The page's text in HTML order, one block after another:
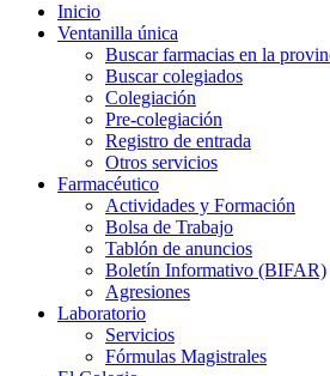
Inicio
Ventanilla única
Buscar farmacias en la
Buscar colegiados
Colegiación
Pre-colegiación
Registro de entrada
Otros servicios
Farmacéutico
Actividades y Formación
Bolsa de Trabajo
Tablón de anuncios
Boletín Informativo (BIFAR)
Agresiones
Laboratorio
Servicios
Fórmulas Magistrales